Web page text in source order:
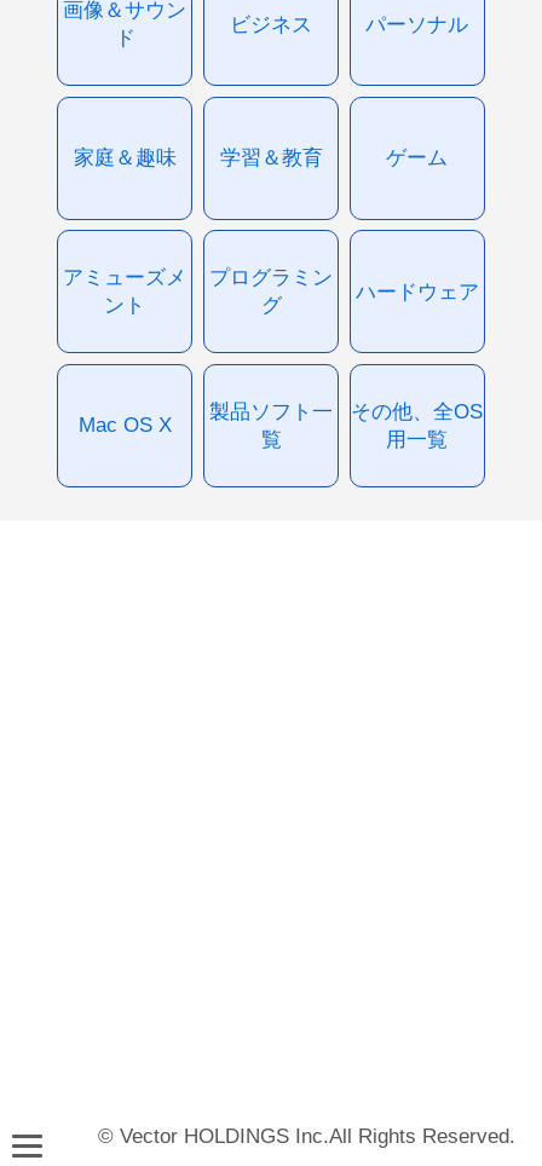
画像＆サウン
ド
ビジネス パーソナル
家庭＆趣味 学習＆教育 ゲーム
アミューズメ
ント
プログラミン
グ
ハードウェア
Mac OS X
製品ソフト一
覧
その他、全OS
用一覧
© Vector HOLDINGS Inc.All Rights Reserved.